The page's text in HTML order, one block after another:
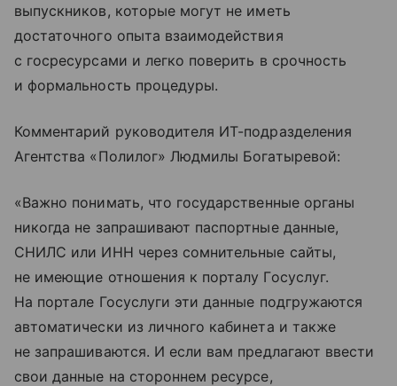
выпускников, которые могут не иметь
достаточного опыта взаимодействия
с госресурсами и легко поверить в срочность
и формальность процедуры.
Комментарий руководителя ИТ-подразделения
Агентства «Полилог» Людмилы Богатыревой:
«Важно понимать, что государственные органы
никогда не запрашивают паспортные данные,
СНИЛС или ИНН через сомнительные сайты,
не имеющие отношения к порталу Госуслуг.
На портале Госуслуги эти данные подгружаются
автоматически из личного кабинета и также
не запрашиваются. И если вам предлагают ввести
свои данные на стороннем ресурсе,